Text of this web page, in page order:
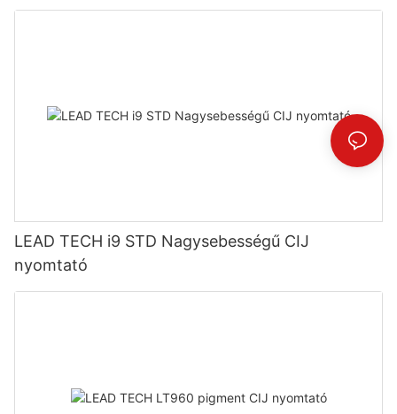
LEAD TECH i9 STD Nagysebességű CIJ
nyomtató